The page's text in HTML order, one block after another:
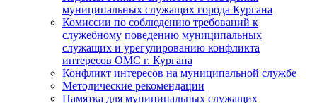
муниципальных служащих города Кургана
Комиссии по соблюдению требований к
служебному поведению муниципальных
служащих и урегулированию конфликта
интересов ОМС г. Кургана
Конфликт интересов на муниципальной службе
Методические рекомендации
Памятка для муниципальных служащих